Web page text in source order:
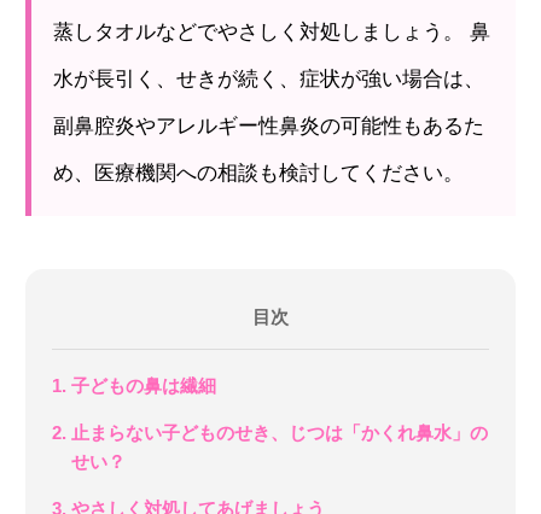
蒸しタオルなどでやさしく対処しましょう。 鼻
水が長引く、せきが続く、症状が強い場合は、
副鼻腔炎やアレルギー性鼻炎の可能性もあるた
め、医療機関への相談も検討してください。
目次
1. 子どもの鼻は繊細
2. 止まらない子どものせき、じつは「かくれ鼻水」の
せい？
3. やさしく対処してあげましょう